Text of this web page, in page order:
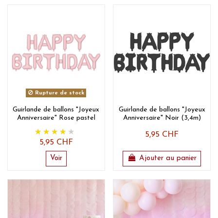
Rupture de stock
Guirlande de ballons "Joyeux
Anniversaire" Rose pastel
5,95 CHF
Voir
Guirlande de ballons "Joyeux
Anniversaire" Noir (3,4m)
5,95 CHF
Ajouter au panier